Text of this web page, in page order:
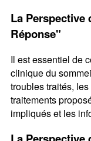
La Perspective
Réponse"
Il est essentiel de
clinique du
troubles traités,
traitements
impliqués et les